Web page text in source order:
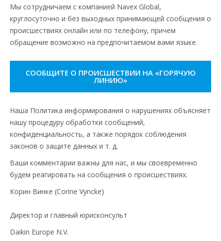
Мы сотрудничаем с компанией Navex Global,
круглосуточно и без выходных принимающей сообщения о
происшествиях онлайн или по телефону, причем
обращение возможно на предпочитаемом вами языке.
СООБЩИТЕ О ПРОИСШЕСТВИИ НА «ГОРЯЧУЮ
ЛИНИЮ»
Наша Политика информирования о нарушениях объясняет
нашу процедуру обработки сообщений,
конфиденциальность, а также порядок соблюдения
законов о защите данных и т. д.
Ваши комментарии важны для нас, и мы своевременно
будем реагировать на сообщения о происшествиях.
Корин Винке (Corine Vyncke)
Директор и главный юрисконсульт
Daikin Europe N.V.